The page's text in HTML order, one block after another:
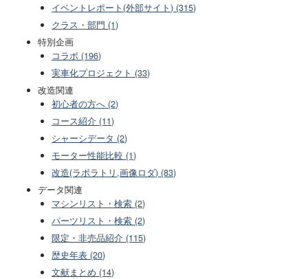
イベントレポート(外部サイト) (315)
クラス・部門 (1)
特別企画
コラボ (196)
実車化プロジェクト (33)
改造関連
初心者の方へ (2)
コース紹介 (11)
シャーシデータ (2)
モーター性能比較 (1)
改造(ラボラトリ,画像ロダ) (83)
データ関連
マシンリスト・検索 (2)
パーツリスト・検索 (2)
限定・非売品紹介 (115)
歴史年表 (20)
文献まとめ (14)